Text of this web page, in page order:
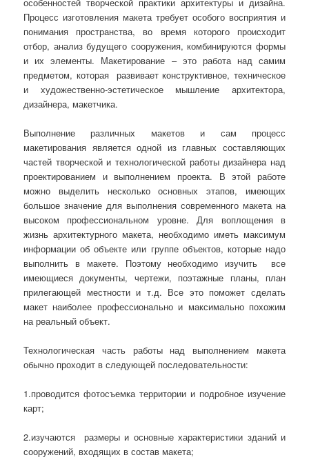
Процесс изготовления макета требует особого восприятия и
понимания пространства, во время которого происходит
отбор, анализ будущего сооружения, комбинируются формы
и их элементы. Макетирование – это работа над самим
предметом, которая развивает конструктивное, техническое
и художественно-эстетическое мышление архитектора,
дизайнера, макетчика.
Выполнение различных макетов и сам процесс
макетирования является одной из главных составляющих
частей творческой и технологической работы дизайнера над
проектированием и выполнением проекта. В этой работе
можно выделить несколько основных этапов, имеющих
большое значение для выполнения современного макета на
высоком профессиональном уровне. Для воплощения в
жизнь архитектурного макета, необходимо иметь максимум
информации об объекте или группе объектов, которые надо
выполнить в макете. Поэтому необходимо изучить все
имеющиеся документы, чертежи, поэтажные планы, план
прилегающей местности и т.д. Все это поможет сделать
макет наиболее профессионально и максимально похожим
на реальный объект.
Технологическая часть работы над выполнением макета
обычно проходит в следующей последовательности:
1.проводится фотосъемка территории и подробное изучение
карт;
2.изучаются размеры и основные характеристики зданий и
сооружений, входящих в состав макета;